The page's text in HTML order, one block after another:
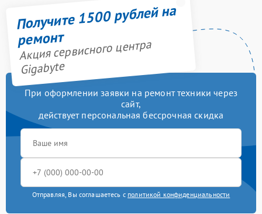
Получите 1500 рублей на
ремонт
Акция сервисного центра
Gigabyte
При оформлении заявки на ремонт техники через
сайт,
действует персональная бессрочная скидка
Отправляя, Вы соглашаетесь с политикой конфиденциальности